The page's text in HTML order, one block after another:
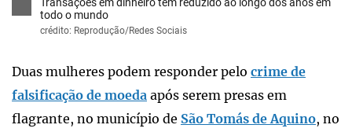
todo o mundo
crédito: Reprodução/Redes Sociais
Duas mulheres podem responder pelo crime de
falsificação de moeda após serem presas em
flagrante, no município de São Tomás de Aquino, no